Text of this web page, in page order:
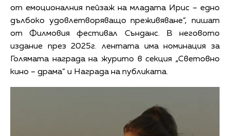
от емоционалния пейзаж на младата Ирис – едно
дълбоко удовлетворяващо преживяване“, пишат
от Филмовия фестивал Сънданс. В неговото
издание през 2025г. лентата има номинация за
Голямата награда на журито в секция „Световно
кино – драма“ и Награда на публиката.